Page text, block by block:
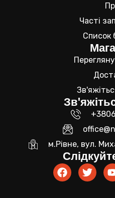
Часті
Список
м.Рівне, вул.